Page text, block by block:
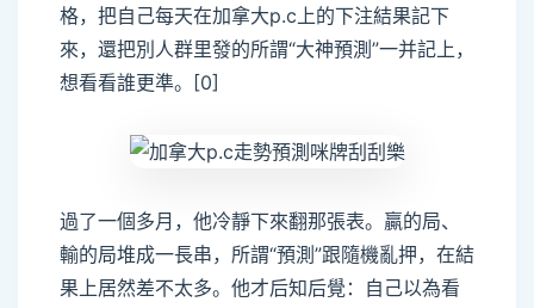
格，把自己每天在加拿大p.c上的下注結果記下
來，還把別人群里發的所謂“大神預測”一并記上，
想看看誰更準。[0]
過了一個多月，他冷靜下來翻那張表。贏的局、
輸的局堆成一長串，所謂“預測”跟隨機亂押，在結
果上居然差不太多。他才后知后覺：自己以為看